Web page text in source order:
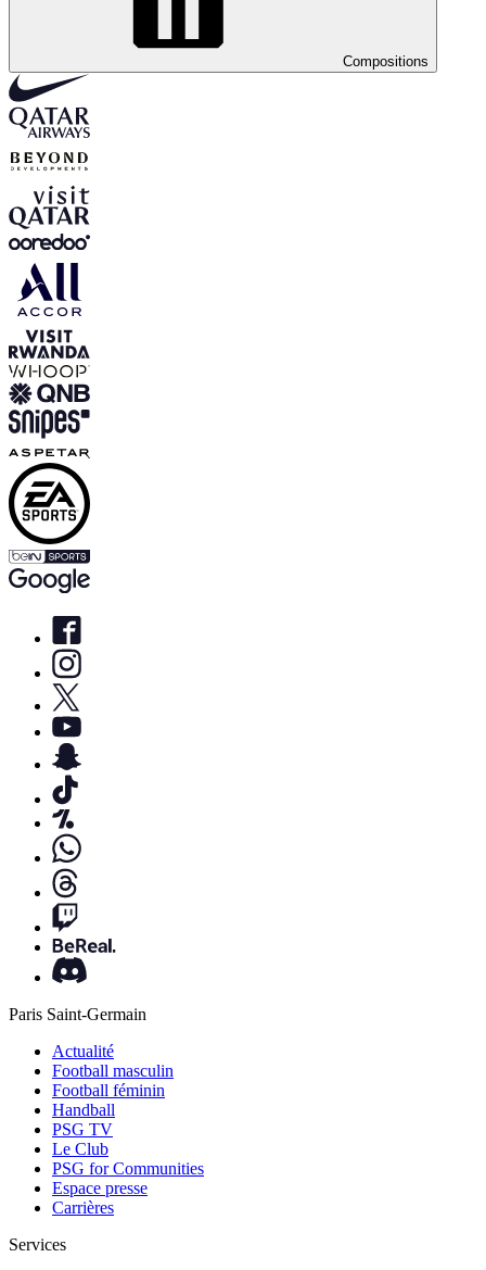
Compositions
Paris Saint-Germain
Actualité
Football masculin
Football féminin
Handball
PSG TV
Le Club
PSG for Communities
Espace presse
Carrières
Services